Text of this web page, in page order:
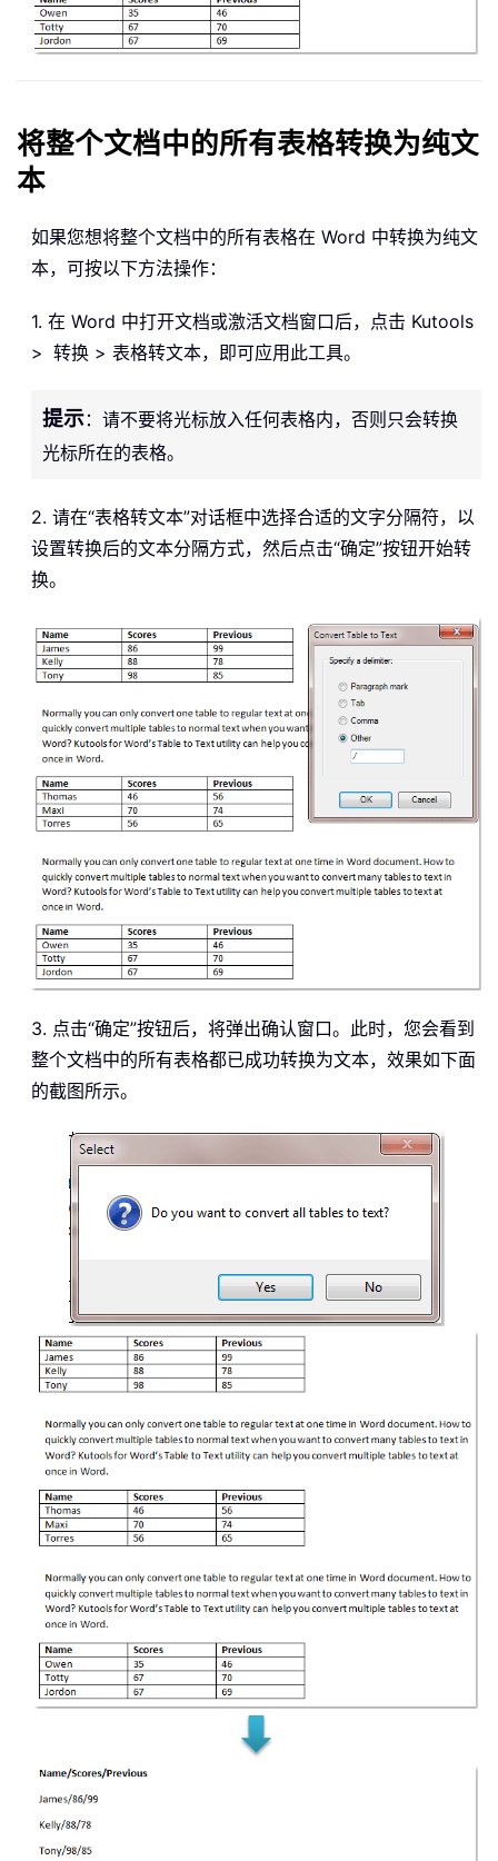
将整个文档中的所有表格转换为纯文
本
如果您想将整个文档中的所有表格在 Word 中转换为纯文
本，可按以下方法操作：
1. 在 Word 中打开文档或激活文档窗口后，点击 Kutools
> 转换 > 表格转文本，即可应用此工具。
提示：请不要将光标放入任何表格内，否则只会转换
光标所在的表格。
2. 请在“表格转文本”对话框中选择合适的文字分隔符，以
设置转换后的文本分隔方式，然后点击“确定”按钮开始转
换。
3. 点击“确定”按钮后，将弹出确认窗口。此时，您会看到
整个文档中的所有表格都已成功转换为文本，效果如下面
的截图所示。